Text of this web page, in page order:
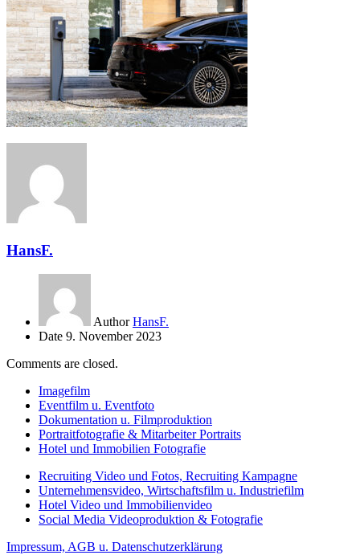
HansF.
Author HansF.
Date 9. November 2023
Comments are closed.
Imagefilm
Eventfilm u. Eventfoto
Dokumentation u. Filmproduktion
Portraitfotografie & Mitarbeiter Portraits
Hotel und Immobilien Fotografie
Recruiting Video und Fotos, Recruiting Kampagne
Unternehmensvideo, Wirtschaftsfilm u. Industriefilm
Hotel Video und Immobilienvideo
Social Media Videoproduktion & Fotografie
Impressum, AGB u. Datenschutzerklärung